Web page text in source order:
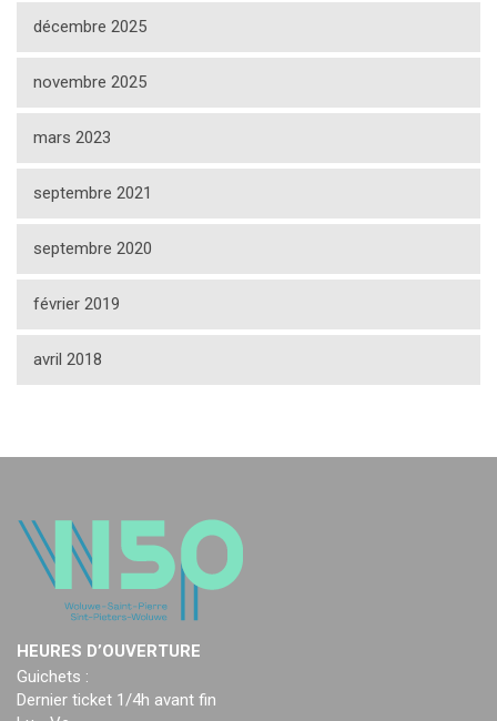
décembre 2025
novembre 2025
mars 2023
septembre 2021
septembre 2020
février 2019
avril 2018
HEURES D’OUVERTURE
Guichets :
Dernier ticket 1/4h avant fin